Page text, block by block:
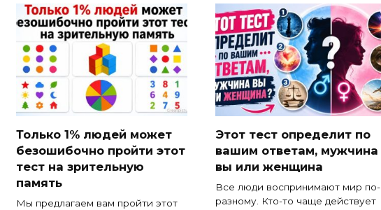
Только 1% людей может
безошибочно пройти этот
тест на зрительную
память
Мы предлагаем вам пройти этот
Этот тест определит по
вашим ответам, мужчина
вы или женщина
Все люди воспринимают мир по-
разному. Кто-то чаще действует